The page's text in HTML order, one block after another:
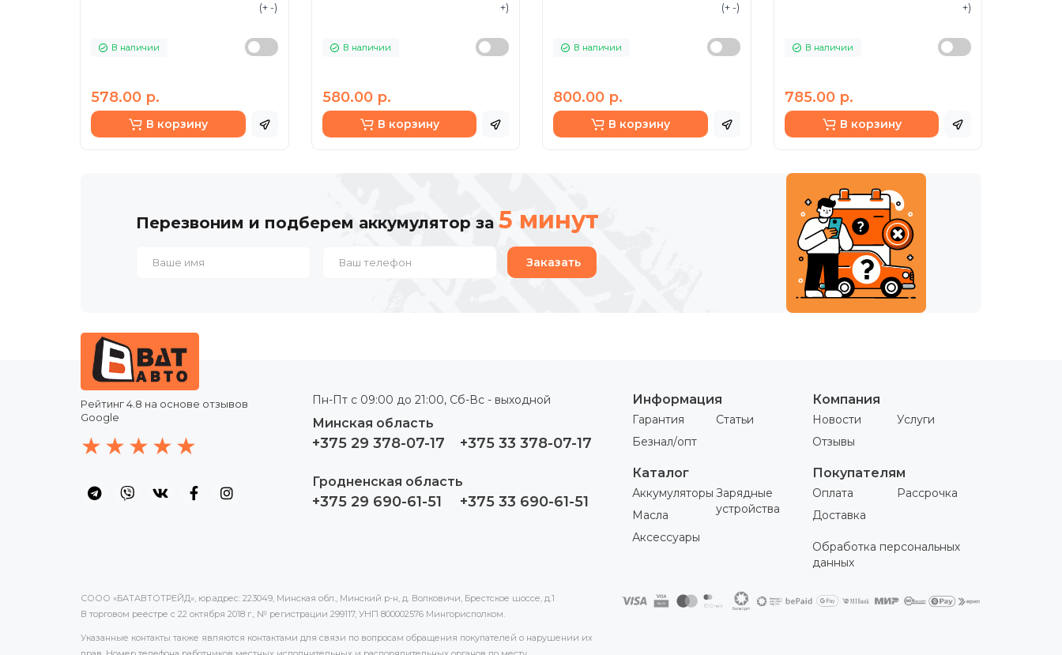
(+ -)
В наличии
578.00 р.
В корзину
+)
В наличии
580.00 р.
В корзину
(+ -)
В наличии
800.00 р.
В корзину
+)
В наличии
785.00 р.
В корзину
Перезвоним и подберем аккумулятор за 5 минут
Заказать
Рейтинг4.8 на основе отзывов
Google
Пн-Пт с 09:00 до 21:00, Сб-Вс - выходной
Минская область
+375 29 378-07-17 +375 33 378-07-17
Гродненская область
+375 29 690-61-51 +375 33 690-61-51
Информация
Гарантия
Безнал/опт
Статьи
Компания
Новости
Отзывы
Услуги
Каталог
Аккумуляторы
Масла
Аксессуары
Зарядные
устройства
Покупателям
Оплата
Доставка
Рассрочка
Обработка персональных
данных
СООО «БАТАВТОТРЕЙД», юр.адрес: 223049, Минская обл., Минский р-н, д. Волковичи, Брестское шоссе, д.1
В торговом реестре с 22 октября 2018 г., № регистрации 299117, УНП 800002576 Мингорисполком.
Указанные контакты также являются контактами для связи по вопросам обращения покупателей о нарушении их